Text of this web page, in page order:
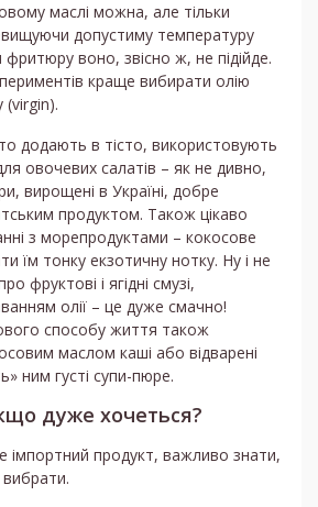
маслі можна, але тільки
допустиму температуру
фритюру воно, звісно ж, не підійде.
краще вибирати олію
(virgin).
додають в тісто, використовують
овочевих салатів – як не дивно,
вирощені в Україні, добре
продуктом. Також цікаво
з морепродуктами – кокосове
їм тонку екзотичну нотку. Ну і не
фруктові і ягідні смузі,
олії – це дуже смачно!
способу життя також
маслом каші або відварені
ним густі супи-пюре.
дуже хочеться?
імпортний продукт, важливо знати,